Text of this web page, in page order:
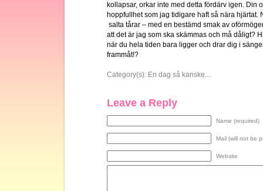
kollapsar, orkar inte med detta fördärv igen. Din
hoppfullhet som jag tidigare haft så nära hjärtat.
salta tårar – med en bestämd smak av
att det är jag som ska skämmas och må dåligt?
när du hela tiden bara ligger och drar dig i
frammåt!?
Category(s): En dag så kanske...
Leave a Reply
Name (required)
Mail (will not be
Website